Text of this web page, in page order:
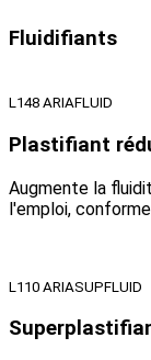
Fluidifiants
L148 ARIAFLUID
Plastifiant
Augmente la
l'emploi,
L110 ARIASUPFLUID